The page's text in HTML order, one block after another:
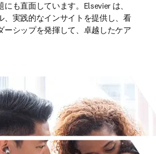
も直面しています。Elsevier は、
実践的なインサイトを提供し、看
シップを発揮して、卓越したケア